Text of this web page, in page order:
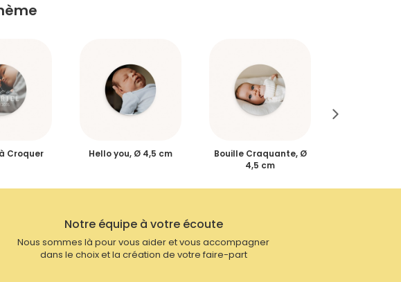
Croquer Hello you, Ø 4,5 cm
Bouille Craquante, Ø
4,5 cm
Notre équipe à votre écoute
Nous sommes là pour vous aider et vous accompagner
dans le choix et la création de votre faire-part